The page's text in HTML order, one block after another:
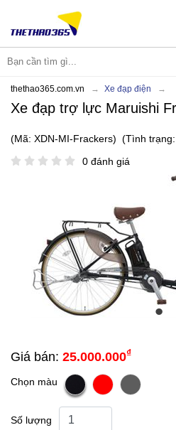
thethao365.com.vn Xe đạp điện
Xe đạp trợ lực Maruishi
(Mã: XDN-MI-Frackers) (Tình trạng:
0 đánh giá
Giá bán: 25.000.000₫
Chọn màu
Số lượng